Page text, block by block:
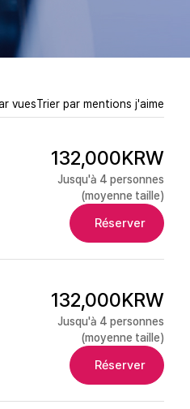
vuesTrier par mentions j'aime
132,000KRW
Jusqu'à 4 personnes
(moyenne taille)
Réserver
132,000KRW
Jusqu'à 4 personnes
(moyenne taille)
Réserver